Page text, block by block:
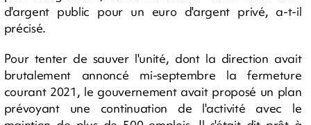
d'argent public pour un euro d'argent privé, a-t-il
précisé.
Pour tenter de sauver l'unité, dont la direction avait
brutalement annoncé mi-septembre la fermeture
courant 2021, le gouvernement avait proposé un plan
prévoyant une continuation de l'activité avec le